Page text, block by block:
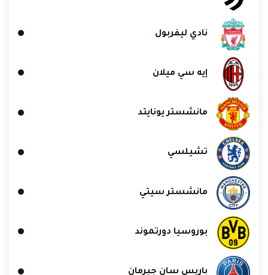
نادي ليفربول
إيه سي ميلان
مانشستر يونايتد
تشيلسي
مانشستر سيتي
بوروسيا دورتموند
باريس سان جيرمان